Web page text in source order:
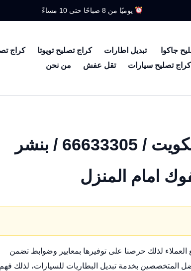
يوميًا من 8 صباحًا حتى 10 مساءً
جاكوا تبديل اطارات كراج تصليح تويوتا
كراج
كراج تصليح سيارات تقل عفش من نحن
بطارية سيارة رنج روفر ايفوك الكويت / 66633305 / بنشر
امام المنزل
لذلك حرصنا على توفيرها بمعايير وضوابط تضمن
المتخصصين بخدمة تبديل البطاريات للسيارات، لذلك